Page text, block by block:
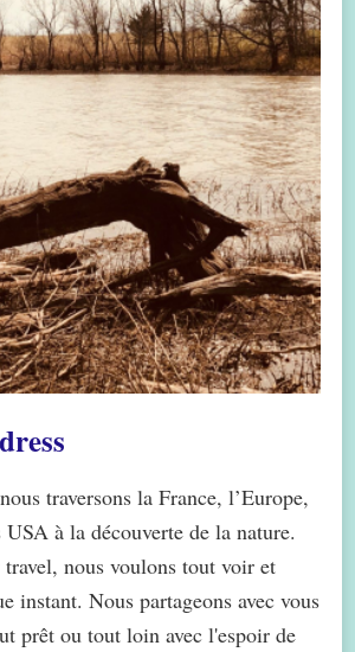
traversons la France, l’Europe,
à la découverte de la nature.
nous voulons tout voir et
instant. Nous partageons avec vous
prêt ou tout loin avec l'espoir de